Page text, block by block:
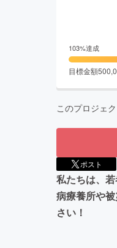
103%達成
目標金額
このプロジェク
ポスト
私たちは、
病療養所や
さい！